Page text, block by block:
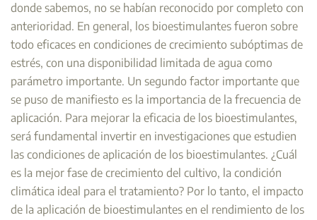
donde sabemos, no se habían reconocido por completo con
anterioridad. En general, los bioestimulantes fueron sobre
todo eficaces en condiciones de crecimiento subóptimas de
estrés, con una disponibilidad limitada de agua como
parámetro importante. Un segundo factor importante que
se puso de manifiesto es la importancia de la frecuencia de
aplicación. Para mejorar la eficacia de los bioestimulantes,
será fundamental invertir en investigaciones que estudien
las condiciones de aplicación de los bioestimulantes. ¿Cuál
es la mejor fase de crecimiento del cultivo, la condición
climática ideal para el tratamiento? Por lo tanto, el impacto
de la aplicación de bioestimulantes en el rendimiento de los